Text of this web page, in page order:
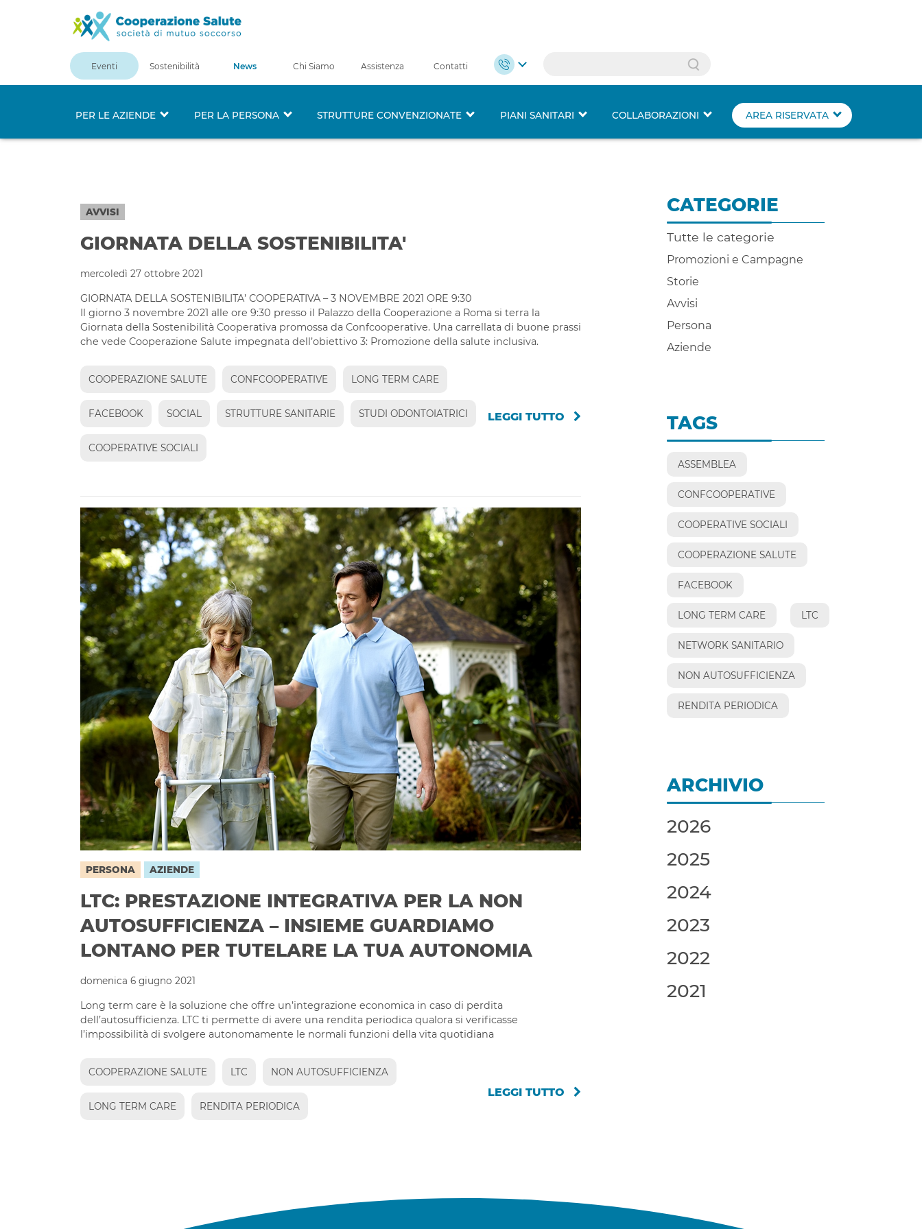
Eventi Sostenibilità News Chi Siamo Assistenza Contatti
PER LE AZIENDE PER LA PERSONA STRUTTURE CONVENZIONATE PIANI SANITARI COLLABORAZIONI AREA RISERVATA
AVVISI
GIORNATA DELLA SOSTENIBILITA'
mercoledì 27 ottobre 2021
GIORNATA DELLA SOSTENIBILITA’ COOPERATIVA – 3 NOVEMBRE 2021 ORE 9:30
Il giorno 3 novembre 2021 alle ore 9:30 presso il Palazzo della Cooperazione a Roma si terra la
Giornata della Sostenibilità Cooperativa promossa da Confcooperative. Una carrellata di buone prassi
che vede Cooperazione Salute impegnata dell’obiettivo 3: Promozione della salute inclusiva.
COOPERAZIONE SALUTE CONFCOOPERATIVE LONG TERM CARE
FACEBOOK SOCIAL STRUTTURE SANITARIE STUDI ODONTOIATRICI
COOPERATIVE SOCIALI
LEGGI TUTTO
PERSONA AZIENDE
LTC: PRESTAZIONE INTEGRATIVA PER LA NON
AUTOSUFFICIENZA – INSIEME GUARDIAMO
LONTANO PER TUTELARE LA TUA AUTONOMIA
domenica 6 giugno 2021
Long term care è la soluzione che offre un’integrazione economica in caso di perdita
dell’autosufficienza. LTC ti permette di avere una rendita periodica qualora si verificasse
l’impossibilità di svolgere autonomamente le normali funzioni della vita quotidiana
COOPERAZIONE SALUTE LTC NON AUTOSUFFICIENZA
LONG TERM CARE RENDITA PERIODICA
LEGGI TUTTO
CATEGORIE
Tutte le categorie
Promozioni e Campagne
Storie
Avvisi
Persona
Aziende
TAGS
ASSEMBLEA
CONFCOOPERATIVE
COOPERATIVE SOCIALI
COOPERAZIONE SALUTE
FACEBOOK
LONG TERM CARE LTC
NETWORK SANITARIO
NON AUTOSUFFICIENZA
RENDITA PERIODICA
ARCHIVIO
2026
2025
2024
2023
2022
2021